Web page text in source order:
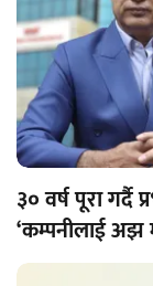
३० वर्ष पूरा
‘कम्पनीलाई अझ